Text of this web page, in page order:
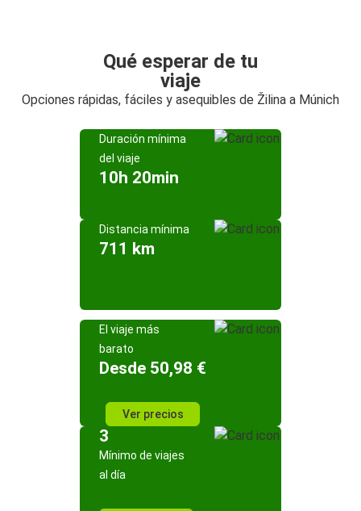
Qué esperar de tu
viaje
Opciones rápidas, fáciles y asequibles de Žilina a Múnich
Duración mínima
del viaje
10h 20min
Distancia mínima
711 km
El viaje más
barato
Desde 50,98 €
Ver precios
3
Mínimo de viajes
al día